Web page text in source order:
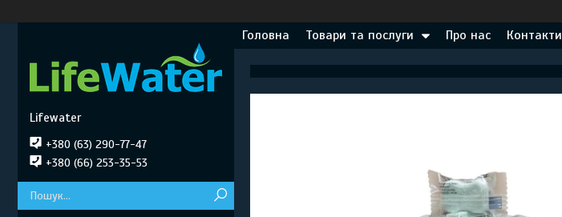
Головна Товари та послуги Про нас Контакти
Lifewater
+380 (63) 290-77-47
+380 (66) 253-35-53